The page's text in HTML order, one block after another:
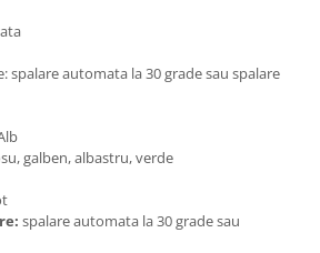
spalare automata la 30 grade sau spalare
galben, albastru, verde
spalare automata la 30 grade sau